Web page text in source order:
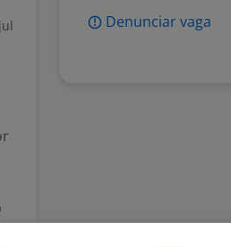
Denunciar vaga